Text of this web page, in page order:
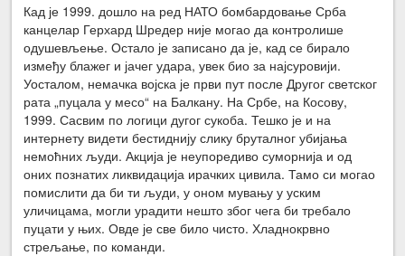
Кад је 1999. дошло на ред НАТО бомбардовање Срба
канцелар Герхард Шредер није могао да контролише
одушевљење. Остало је записано да је, кад се бирало
између блажег и јачег удара, увек био за најсуровији.
Уосталом, немачка војска је први пут после Другог светског
рата „пуцала у месо“ на Балкану. На Србе, на Косову,
1999. Сасвим по логици дугог сукоба. Тешко је и на
интернету видети бестиднију слику бруталног убијања
немоћних људи. Акција је неупоредиво суморнија и од
оних познатих ликвидација ирачких цивила. Тамо си могао
помислити да би ти људи, у оном мувању у уским
уличицама, могли урадити нешто због чега би требало
пуцати у њих. Овде је све било чисто. Хладнокрвно
стрељање, по команди.